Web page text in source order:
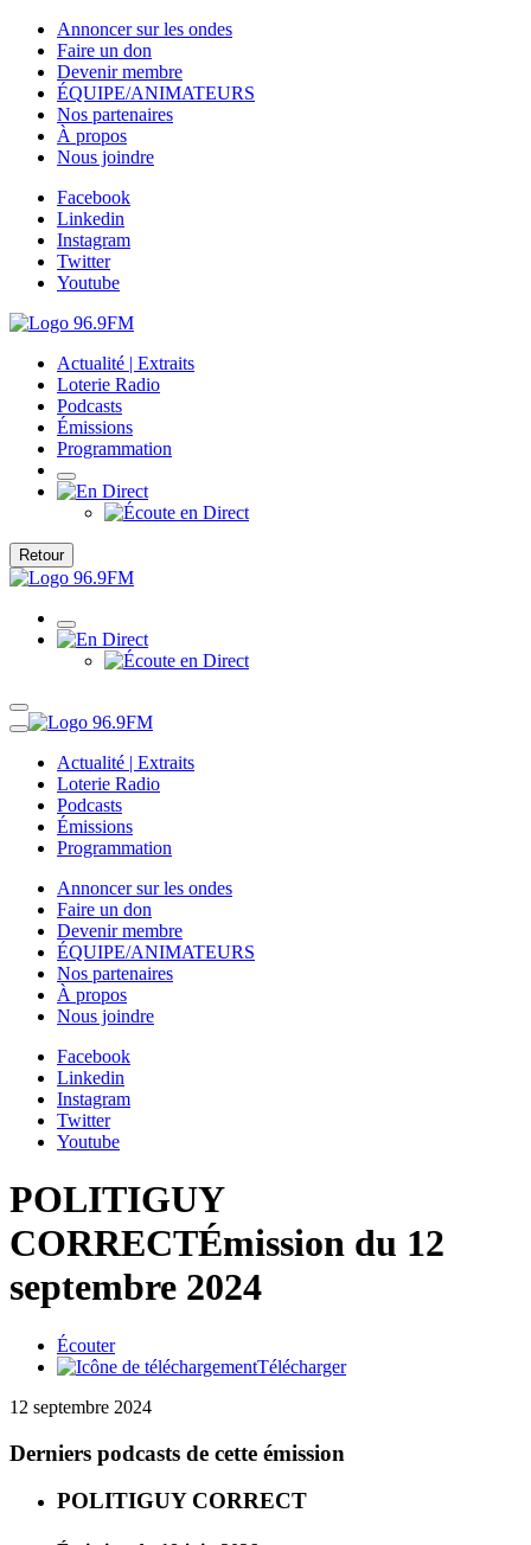
Annoncer sur les ondes
Faire un don
Devenir membre
ÉQUIPE/ANIMATEURS
Nos partenaires
À propos
Nous joindre
Facebook
Linkedin
Instagram
Twitter
Youtube
Actualité | Extraits
Loterie Radio
Podcasts
Émissions
Programmation
Retour
Actualité | Extraits
Loterie Radio
Podcasts
Émissions
Programmation
Annoncer sur les ondes
Faire un don
Devenir membre
ÉQUIPE/ANIMATEURS
Nos partenaires
À propos
Nous joindre
Facebook
Linkedin
Instagram
Twitter
Youtube
POLITIGUY
CORRECTÉmission du 12
septembre 2024
Écouter
Télécharger
12 septembre 2024
Derniers podcasts de cette émission
POLITIGUY CORRECT